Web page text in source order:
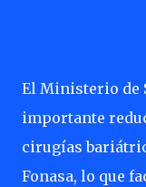
El Ministerio de
importante
cirugías
Fonasa, lo que